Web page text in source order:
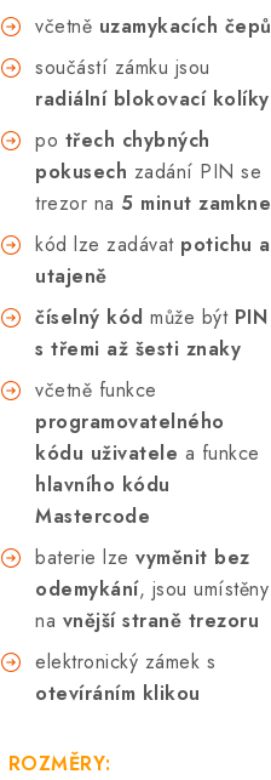
včetně uzamykacích čepů
součástí zámku jsou
radiální blokovací kolíky
po třech chybných
pokusech zadání PIN se
trezor na 5 minut zamkne
kód lze zadávatpotichu a
utajeně
číselný kód může býtPIN
s třemi až šesti znaky
včetně funkce
programovatelného
kódu uživatele a funkce
hlavního kódu
Mastercode
baterie lze vyměnit bez
odemykání, jsou umístěny
na vnější straně trezoru
elektronický zámek s
otevíráním klikou
ROZMĚRY: